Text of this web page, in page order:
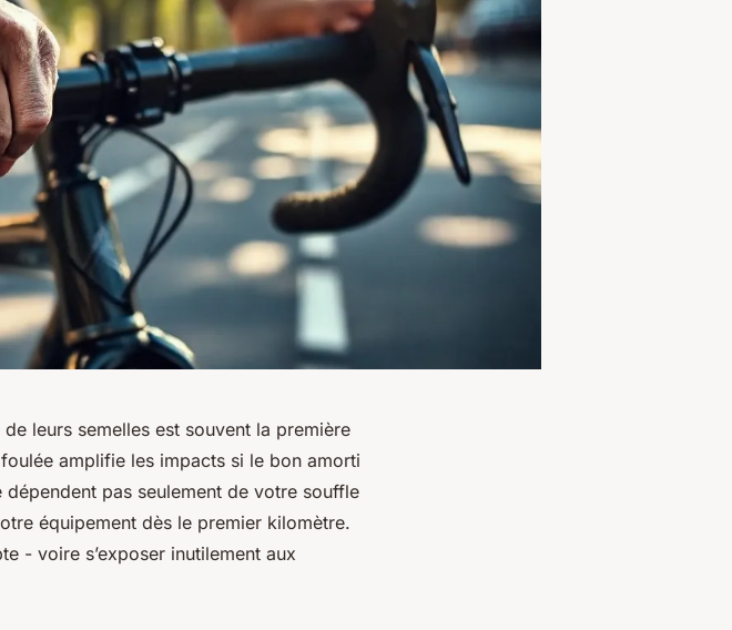
leurs semelles est souvent la première
amplifie les impacts si le bon amorti
pas seulement de votre souffle
équipement dès le premier kilomètre.
- voire s’exposer inutilement aux